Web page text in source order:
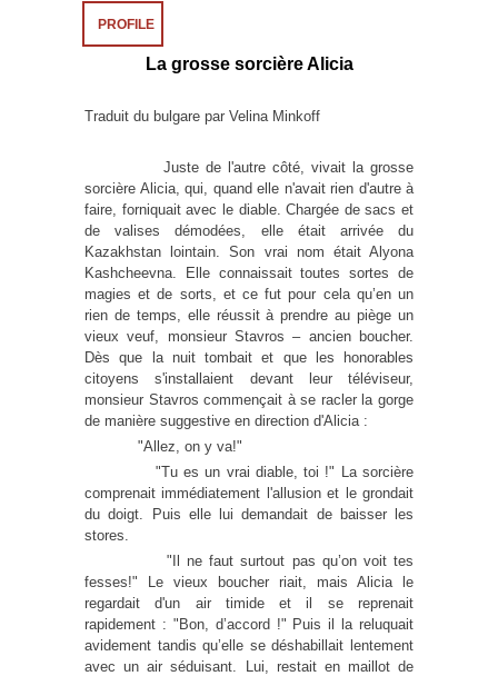
PROFILE
La grosse sorcière Alicia
Traduit du bulgare par Velina Minkoff
Juste de l'autre côté, vivait la grosse
sorcière Alicia, qui, quand elle n'avait rien d'autre à
faire, forniquait avec le diable. Chargée de sacs et
de valises démodées, elle était arrivée du
Kazakhstan lointain. Son vrai nom était Alyona
Kashcheevna. Elle connaissait toutes sortes de
magies et de sorts, et ce fut pour cela qu’en un
rien de temps, elle réussit à prendre au piège un
vieux veuf, monsieur Stavros – ancien boucher.
Dès que la nuit tombait et que les honorables
citoyens s'installaient devant leur téléviseur,
monsieur Stavros commençait à se racler la gorge
de manière suggestive en direction d'Alicia :
"Allez, on y va!"
"Tu es un vrai diable, toi !" La sorcière
comprenait immédiatement l'allusion et le grondait
du doigt. Puis elle lui demandait de baisser les
stores.
"Il ne faut surtout pas qu’on voit tes
fesses!" Le vieux boucher riait, mais Alicia le
regardait d'un air timide et il se reprenait
rapidement : "Bon, d’accord !" Puis il la reluquait
avidement tandis qu’elle se déshabillait lentement
avec un air séduisant. Lui, restait en maillot de